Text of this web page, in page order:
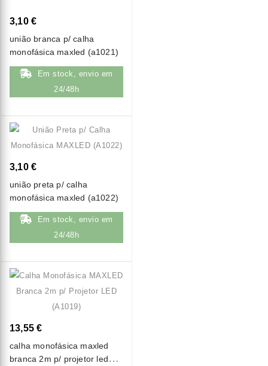
3,10 €
união branca p/ calha
monofásica maxled (a1021)
Em stock, envio em
24/48h
3,10 €
união preta p/ calha
monofásica maxled (a1022)
Em stock, envio em
24/48h
13,55 €
calha monofásica maxled
branca 2m p/ projetor led